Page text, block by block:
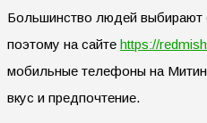
Большинство людей выбирают
поэтому на сайте https://
мобильные телефоны на
вкус и предпочтение.